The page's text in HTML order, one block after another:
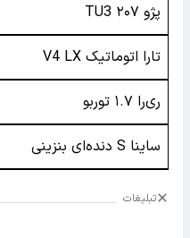
پژو ۲۰۷ TU3
تارا اتوماتیک V4 LX
ری‌را ۱.۷ توربو
ساینا S دنده‌ای بنزینی
تبلیغات